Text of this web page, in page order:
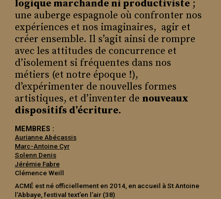
logique marchande ni productiviste ;
une auberge espagnole où confronter nos
expériences et nos imaginaires, agir et
créer ensemble. Il s’agit ainsi de rompre
avec les attitudes de concurrence et
d’isolement si fréquentes dans nos
métiers (et notre époque !),
d’expérimenter de nouvelles formes
artistiques, et d’inventer de nouveaux
dispositifs d’écriture.
MEMBRES :
Aurianne Abécassis
Marc-Antoine Cyr
Solenn Denis
Jérémie Fabre
Clémence Weill
ACMÉ est né officiellement en 2014, en accueil à St Antoine
l’Abbaye, festival text’en l’air (38)
incompétence. J’avoue que j’ai besoin
de vous.
Comme écolier, enfant, j’ai rêvé
longtemps d’accéder au Royaume des
Cools. En fondant ce club avec eux,
j’ai comme le frémissement d’une
victoire.
Les enfants uniques / une
génération.
Ils pleurent devant la cour de l’école
Ils comptent le nombre de
lampadaires
Et cherchent dans le fond du cartable
La liste de leurs aspirations.